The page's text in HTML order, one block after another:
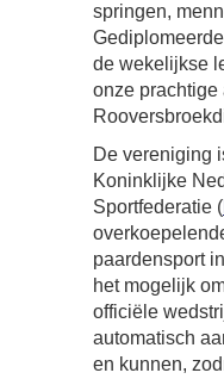
springen,
de wekelijkse
onze prachtige
De vereniging
Koninklijke
Sportfederatie (
paardensport
het mogelijk
officiële
automatisch
en kunnen,